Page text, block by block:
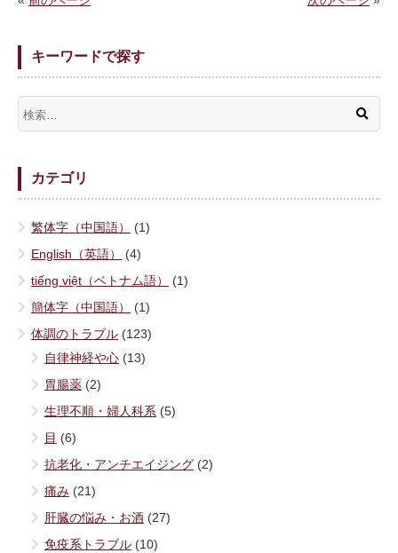
キーワードで探す
カテゴリ
繁体字（中国語）
(1)
English（英語）
(4)
tiếng việt（ベトナム語）
(1)
簡体字（中国語）
(1)
体調のトラブル (123)
自律神経や心 (13)
胃腸薬 (2)
生理不順・婦人科系 (5)
目 (6)
抗老化・アンチエイジング (2)
痛み (21)
肝臓の悩み・お酒 (27)
免疫系トラブル (10)